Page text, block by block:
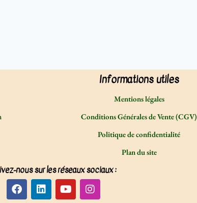
Informations utiles
Mentions légales
Conditions Générales de Vente (CGV)
Politique de confidentialité
Plan du site
nous sur les réseaux sociaux :